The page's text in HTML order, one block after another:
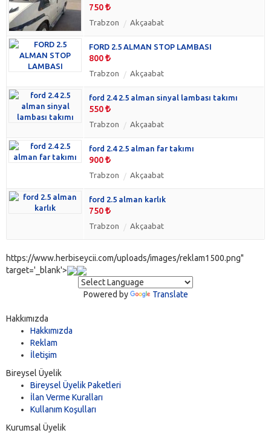
750
Trabzon Akçaabat
FORD 2.5 ALMAN STOP LAMBASI
800
Trabzon Akçaabat
ford 2.4 2.5 alman sinyal lambası takımı
550
Trabzon Akçaabat
ford 2.4 2.5 alman far takımı
900
Trabzon Akçaabat
ford 2.5 alman karlık
750
Trabzon Akçaabat
https://www.herbiseycii.com/uploads/images/reklam1500.png"
target='_blank'>
Powered by Translate
Hakkımızda
Hakkımızda
Reklam
İletişim
Bireysel Üyelik
Bireysel Üyelik Paketleri
İlan Verme Kuralları
Kullanım Koşulları
Kurumsal Üyelik